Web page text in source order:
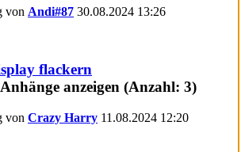
von Andi#87 30.08.2024 13:26
flackern
von Crazy Harry 11.08.2024 12:20